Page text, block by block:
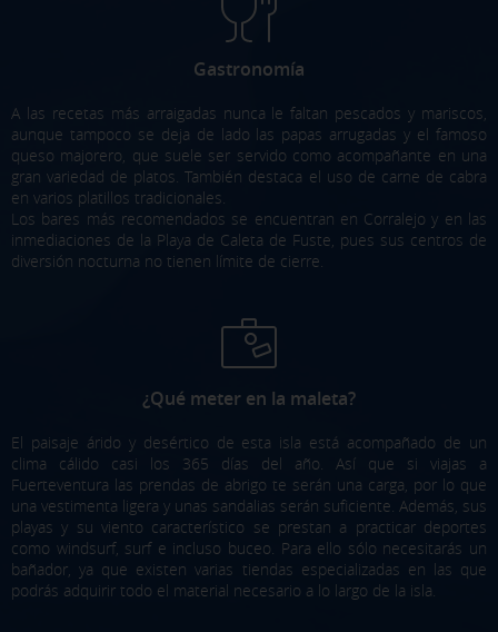
Gastronomía
A las recetas más arraigadas nunca le faltan pescados y mariscos,
aunque tampoco se deja de lado las papas arrugadas y el famoso
queso majorero, que suele ser servido como acompañante en una
gran variedad de platos. También destaca el uso de carne de cabra
en varios platillos tradicionales.
Los bares más recomendados se encuentran en Corralejo y en las
inmediaciones de la Playa de Caleta de Fuste, pues sus centros de
diversión nocturna no tienen límite de cierre.
¿Qué meter en la maleta?
El paisaje árido y desértico de esta isla está acompañado de un
clima cálido casi los 365 días del año. Así que si viajas a
Fuerteventura las prendas de abrigo te serán una carga, por lo que
una vestimenta ligera y unas sandalias serán suficiente. Además, sus
playas y su viento característico se prestan a practicar deportes
como windsurf, surf e incluso buceo. Para ello sólo necesitarás un
bañador, ya que existen varias tiendas especializadas en las que
podrás adquirir todo el material necesario a lo largo de la isla.
CONFIGURACIÓN DE COOKIES
ACEPTAR TODAS
Cookies necesarias
Estas cookies son necesarias y no se pueden desactivar en
nuestros sistemas. Puedes configurar tu navegador para